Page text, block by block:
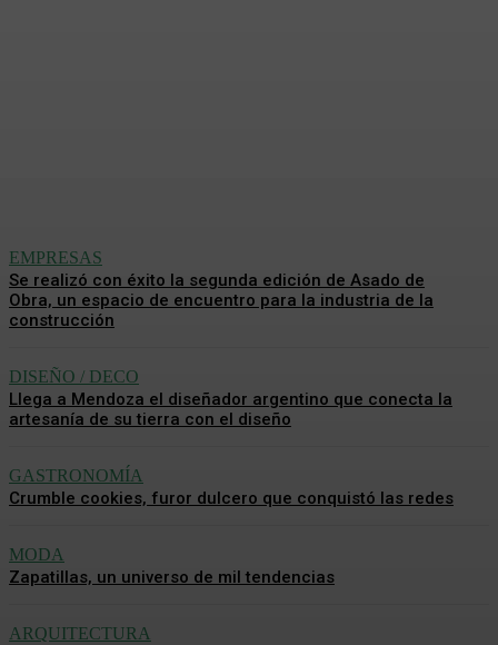
EMPRESAS
Se realizó con éxito la segunda edición de Asado de
Obra, un espacio de encuentro para la industria de la
construcción
DISEÑO / DECO
Llega a Mendoza el diseñador argentino que conecta la
artesanía de su tierra con el diseño
GASTRONOMÍA
Crumble cookies, furor dulcero que conquistó las redes
MODA
Zapatillas, un universo de mil tendencias
ARQUITECTURA